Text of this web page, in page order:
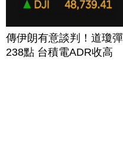
傳伊朗有意談判！道瓊彈
238點 台積電ADR收高